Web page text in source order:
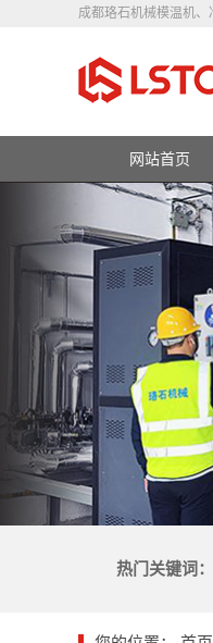
成都珞石机械模温机、
网站首页
热门关键词：